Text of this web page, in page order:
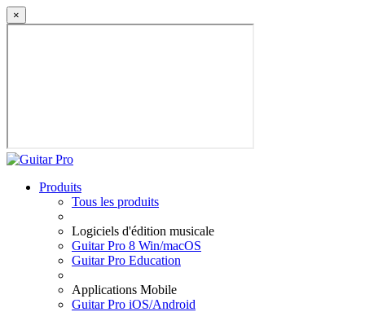
×
Produits
Tous les produits
Logiciels d'édition musicale
Guitar Pro 8 Win/macOS
Guitar Pro Education
Applications Mobile
Guitar Pro iOS/Android